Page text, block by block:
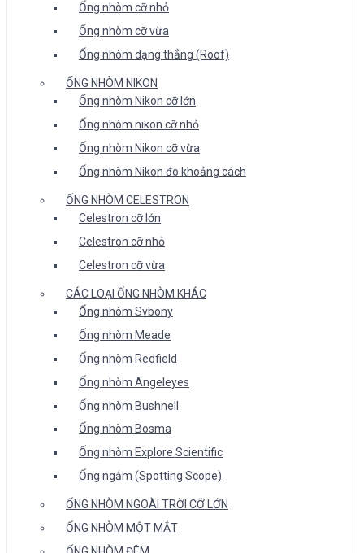
Ống nhòm cỡ nhỏ
Ống nhòm cỡ vừa
Ống nhòm dạng thẳng (Roof)
ỐNG NHÒM NIKON
Ống nhòm Nikon cỡ lớn
Ống nhòm nikon cỡ nhỏ
Ống nhòm Nikon cỡ vừa
Ống nhòm Nikon đo khoảng cách
ỐNG NHÒM CELESTRON
Celestron cỡ lớn
Celestron cỡ nhỏ
Celestron cỡ vừa
CÁC LOẠI ỐNG NHÒM KHÁC
Ống nhòm Svbony
Ống nhòm Meade
Ống nhòm Redfield
Ống nhòm Angeleyes
Ống nhòm Bushnell
Ống nhòm Bosma
Ống nhòm Explore Scientific
Ống ngắm (Spotting Scope)
ỐNG NHÒM NGOÀI TRỜI CỠ LỚN
ỐNG NHÒM MỘT MẮT